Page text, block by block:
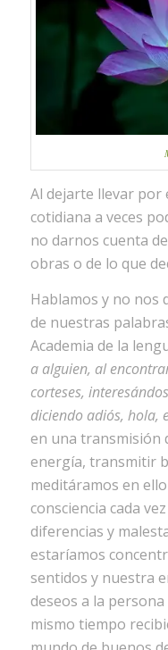
Al dejarte llevar por
cotidiana a veces
no darnos cuenta
obras o de lo que
Hablamos y no nos
de nuestras
Academia de la
a alguien, al
corteses,
diciendo adiós, hola,
en una transmisión
energía, transmitir
meditáramos en
consciencia cada
diferencias y
estaríamos
sentidos y nuestra
deseos a la
mismo tiempo